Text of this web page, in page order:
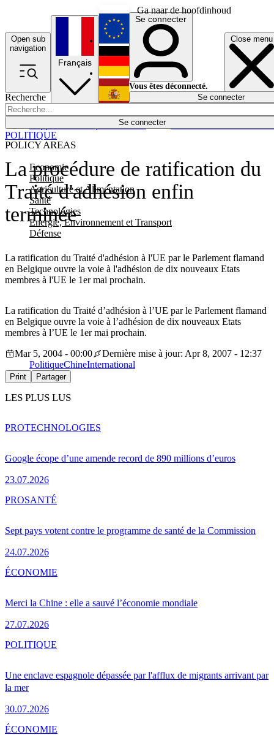
Ga naar de hoofdinhoud
Open sub
navigation
Close menu
Recherche
Se connecter
POLICY AREAS
Economie
Politique
Agriculture et Alimentation
Santé
Technologies
Energie, Environnement et Transport
Défense
Économie
Français
English
Deutsch
Español
Se connecter
Vous êtes déconnecté.
Se connecter
La procédure de ratification du
Traité d'adhésion enfin
terminée
La ratification du Traité d'adhésion à l'UE par le Parlement flamand
en Belgique ouvre la voie à l'adhésion de dix nouveaux Etats
membres à l'UE le 1er mai prochain.
POLITIQUE
La ratification du Traité d’adhésion à l’UE par le Parlement flamand
en Belgique ouvre la voie à l’adhésion de dix nouveaux Etats
membres à l’UE le 1er mai prochain.
Mar 5, 2004 - 00:00
Dernière mise à jour: Apr 8, 2007 - 12:37
PolitiqueChineInternational
Print Partager
LES PLUS LUS
Google écope d’une amende record de 890 millions d’euros
23.07.2026
PROTECHNOLOGIES
Sept pays votent contre le programme de santé de la Commission
24.07.2026
PROSANTÉ
Merci la Chine : elle a sauvé l’économie mondiale
27.07.2026
ÉCONOMIE
Une enclave espagnole dépassée par l'afflux de migrants arrivant par
la mer
30.07.2026
POLITIQUE
ÉCONOMIE